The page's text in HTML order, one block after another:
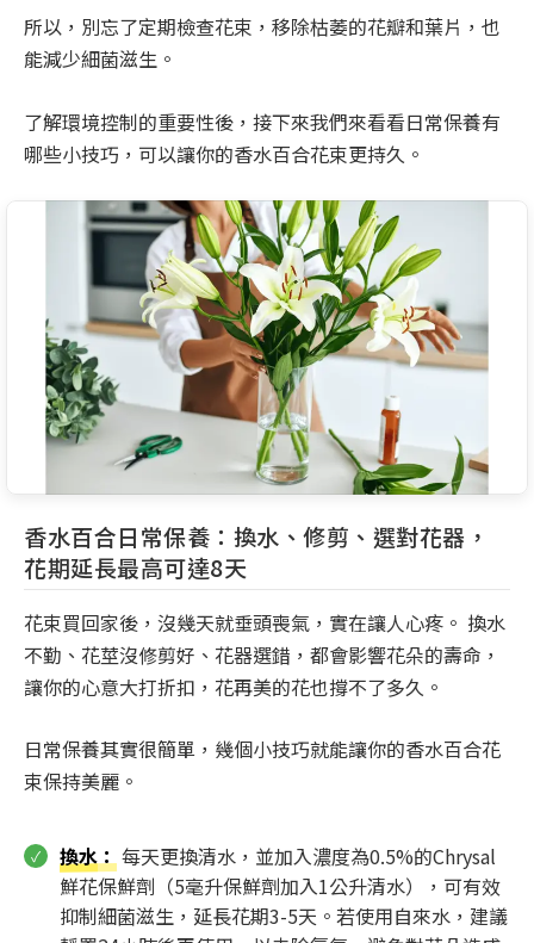
所以，別忘了定期檢查花束，移除枯萎的花瓣和葉片，也
能減少細菌滋生。
了解環境控制的重要性後，接下來我們來看看日常保養有
哪些小技巧，可以讓你的香水百合花束更持久。
香水百合日常保養：換水、修剪、選對花器，
花期延長最高可達8天
花束買回家後，沒幾天就垂頭喪氣，實在讓人心疼。 換水
不勤、花莖沒修剪好、花器選錯，都會影響花朵的壽命，
讓你的心意大打折扣，花再美的花也撐不了多久。
日常保養其實很簡單，幾個小技巧就能讓你的香水百合花
束保持美麗。
換水：每天更換清水，並加入濃度為0.5%的Chrysal
鮮花保鮮劑（5毫升保鮮劑加入1公升清水），可有效
抑制細菌滋生，延長花期3-5天。若使用自來水，建議